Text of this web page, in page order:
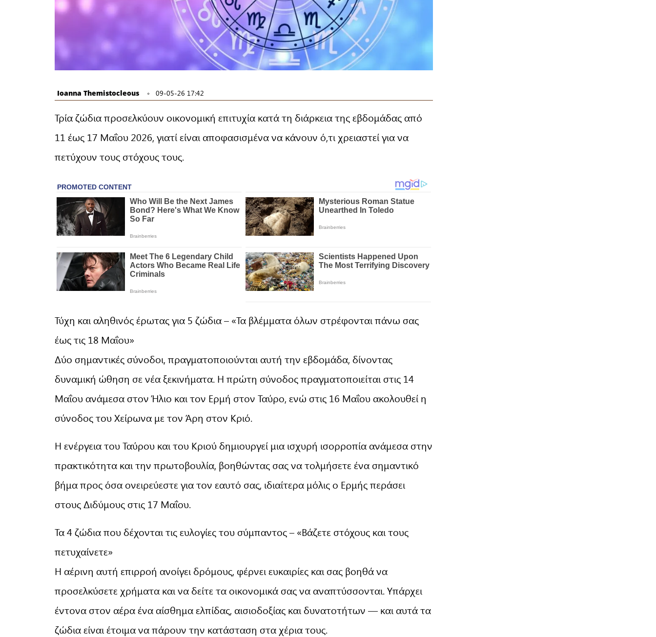
Ioanna Themistocleous 09-05-26 17:42
Τρία ζώδια προσελκύουν οικονομική επιτυχία κατά τη διάρκεια της εβδομάδας από
11 έως 17 Μαΐου 2026, γιατί είναι αποφασισμένα να κάνουν ό,τι χρειαστεί για να
πετύχουν τους στόχους τους.
Τύχη και αληθινός έρωτας για 5 ζώδια – «Τα βλέμματα όλων στρέφονται πάνω σας
έως τις 18 Μαΐου»
Δύο σημαντικές σύνοδοι, πραγματοποιούνται αυτή την εβδομάδα, δίνοντας
δυναμική ώθηση σε νέα ξεκινήματα. Η πρώτη σύνοδος πραγματοποιείται στις 14
Μαΐου ανάμεσα στον Ήλιο και τον Ερμή στον Ταύρο, ενώ στις 16 Μαΐου ακολουθεί η
σύνοδος του Χείρωνα με τον Άρη στον Κριό.
Η ενέργεια του Ταύρου και του Κριού δημιουργεί μια ισχυρή ισορροπία ανάμεσα στην
πρακτικότητα και την πρωτοβουλία, βοηθώντας σας να τολμήσετε ένα σημαντικό
βήμα προς όσα ονειρεύεστε για τον εαυτό σας, ιδιαίτερα μόλις ο Ερμής περάσει
στους Διδύμους στις 17 Μαΐου.
Τα 4 ζώδια που δέχονται τις ευλογίες του σύμπαντος – «Βάζετε στόχους και τους
πετυχαίνετε»
Η αέρινη αυτή επιρροή ανοίγει δρόμους, φέρνει ευκαιρίες και σας βοηθά να
προσελκύσετε χρήματα και να δείτε τα οικονομικά σας να αναπτύσσονται. Υπάρχει
έντονα στον αέρα ένα αίσθημα ελπίδας, αισιοδοξίας και δυνατοτήτων — και αυτά τα
ζώδια είναι έτοιμα να πάρουν την κατάσταση στα χέρια τους.